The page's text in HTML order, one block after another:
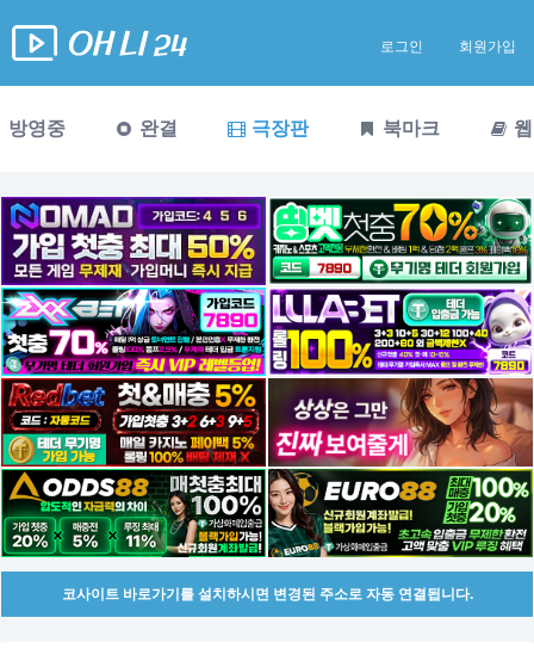
로그인 회원가입
방영중 완결 극장판 북마크
코사이트 바로가기를 설치하시면 변경된 주소로 자동 연결됩니다.